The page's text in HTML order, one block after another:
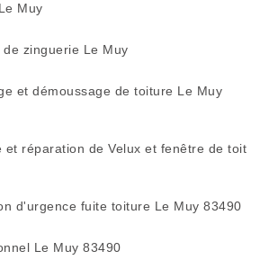
Muy
zinguerie Le Muy
et démoussage de toiture Le Muy
et réparation de Velux et fenêtre de toit
d'urgence fuite toiture Le Muy 83490
Le Muy 83490